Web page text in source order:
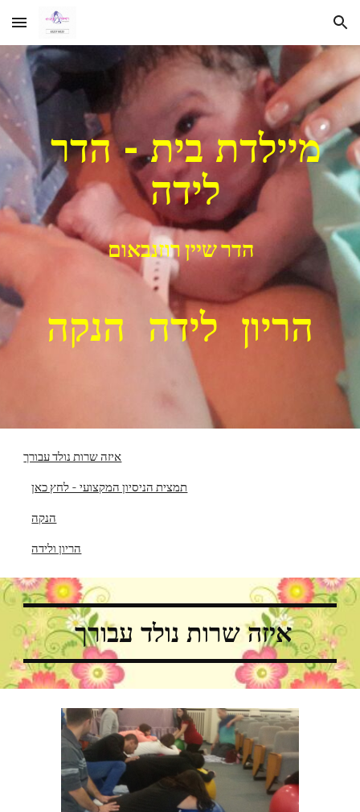
Skip to main content Skip to navigation
מיילדת בית - הדר
לידה
הדר שיין רוזנבאום
הריון  לידה  הנקה
איזה שרות נולד עבורך
תמצית הניסיון המקצועי - לחץ כאן
הנקה
הריון ולידה
איזה שרות נולד עבורך